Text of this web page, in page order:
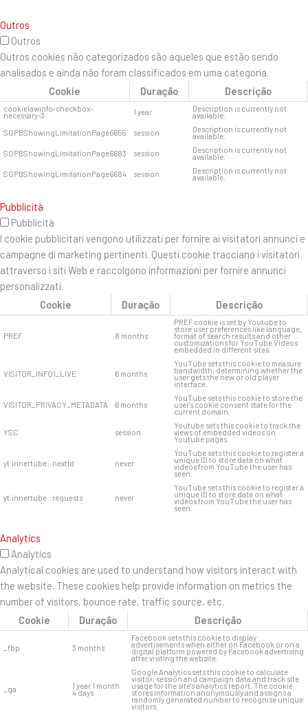
Outros
Outros
Outros cookies não categorizados são aqueles que estão sendo
analisados ​​e ainda não foram classificados em uma categoria.
Cookie
Duração Descrição
cookielawinfo-checkbox-
necessary-3 1 year Description is currently not
available.
SGPBShowingLimitationPage6655
session Description is currently not
available.
SGPBShowingLimitationPage6683
session Description is currently not
available.
SGPBShowingLimitationPage6684
session Description is currently not
available.
Pubblicità
Pubblicità
I cookie pubblicitari vengono utilizzati per fornire ai visitatori annunci e
campagne di marketing pertinenti. Questi cookie tracciano i visitatori
attraverso i siti Web e raccolgono informazioni per fornire annunci
personalizzati.
Cookie
Duração Descrição
PREF 8 months
PREF cookie is set by Youtube to
store user preferences like language,
format of search results and other
customizations for YouTube Videos
embedded in different sites.
VISITOR_INFO1_LIVE 6 months
YouTube sets this cookie to measure
bandwidth, determining whether the
user gets the new or old player
interface.
VISITOR_PRIVACY_METADATA 6 months
YouTube sets this cookie to store the
user's cookie consent state for the
current domain.
YSC session
Youtube sets this cookie to track the
views of embedded videos on
Youtube pages.
yt.innertube::nextId never
YouTube sets this cookie to register a
unique ID to store data on what
videos from YouTube the user has
seen.
yt.innertube::requests never
YouTube sets this cookie to register a
unique ID to store data on what
videos from YouTube the user has
seen.
Analytics
Analytics
Analytical cookies are used to understand how visitors interact with
the website. These cookies help provide information on metrics the
number of visitors, bounce rate, traffic source, etc.
Cookie
Duração Descrição
_fbp 3 months
Facebook sets this cookie to display
advertisements when either on Facebook or on a
digital platform powered by Facebook advertising
after visiting the website.
_ga 1 year 1 month
4 days
Google Analytics sets this cookie to calculate
visitor, session and campaign data and track site
usage for the site's analytics report. The cookie
stores information anonymously and assigns a
randomly generated number to recognise unique
visitors.